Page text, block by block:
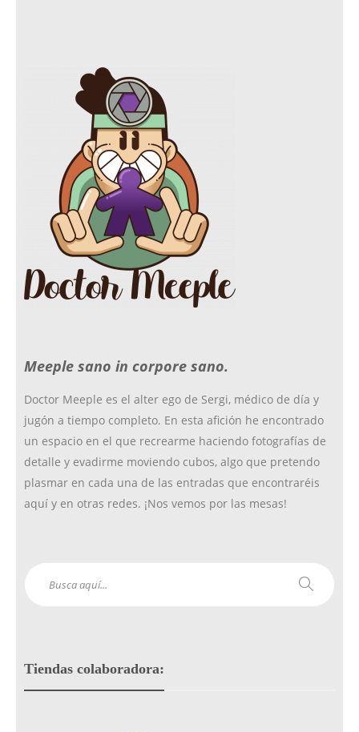
e
b
o
k
t
a
g
a
m
Meeple sano in corpore sano.
Doctor Meeple es el alter ego de Sergi, médico de día y
jugón a tiempo completo. En esta afición he encontrado
un espacio en el que recrearme haciendo fotografías de
detalle y evadirme moviendo cubos, algo que pretendo
plasmar en cada una de las entradas que encontraréis
aquí y en otras redes. ¡Nos vemos por las mesas!
Tiendas colaboradora: